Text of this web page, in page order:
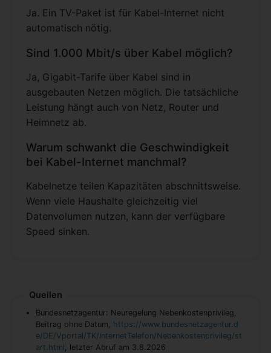
Ja. Ein TV-Paket ist für Kabel-Internet nicht
automatisch nötig.
Sind 1.000 Mbit/s über Kabel möglich?
Ja, Gigabit-Tarife über Kabel sind in
ausgebauten Netzen möglich. Die tatsächliche
Leistung hängt auch von Netz, Router und
Heimnetz ab.
Warum schwankt die Geschwindigkeit
bei Kabel-Internet manchmal?
Kabelnetze teilen Kapazitäten abschnittsweise.
Wenn viele Haushalte gleichzeitig viel
Datenvolumen nutzen, kann der verfügbare
Speed sinken.
Quellen
Bundesnetzagentur: Neuregelung Nebenkostenprivileg,
Beitrag ohne Datum, https://www.bundesnetzagentur.d
e/DE/Vportal/TK/InternetTelefon/Nebenkostenprivileg/st
art.html, letzter Abruf am 3.8.2026